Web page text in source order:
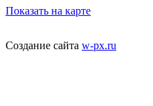
Показать на карте
Создание сайта w-px.ru